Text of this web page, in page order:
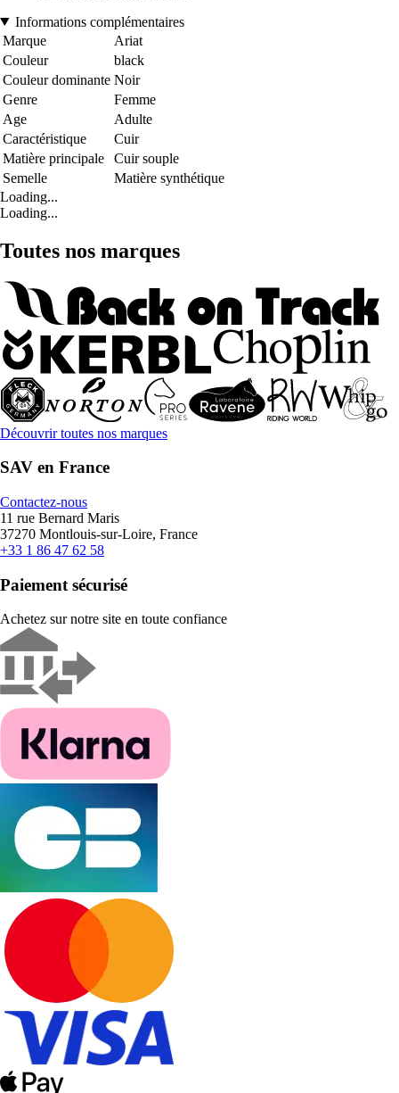
Informations complémentaires
Marque
Ariat
Couleur
black
Couleur dominante Noir
Genre
Femme
Age
Adulte
Caractéristique
Cuir
Matière principale
Cuir souple
Semelle
Matière synthétique
Loading...
Loading...
Toutes nos marques
Découvrir toutes nos marques
SAV en France
Contactez-nous
11 rue Bernard Maris
37270 Montlouis-sur-Loire, France
+33 1 86 47 62 58
Paiement sécurisé
Achetez sur notre site en toute confiance